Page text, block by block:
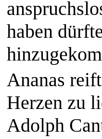
haben
Ananas
Herzen zu
Adolph